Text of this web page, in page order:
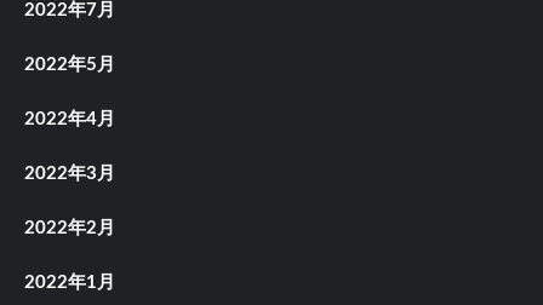
2022年7月
2022年5月
2022年4月
2022年3月
2022年2月
2022年1月